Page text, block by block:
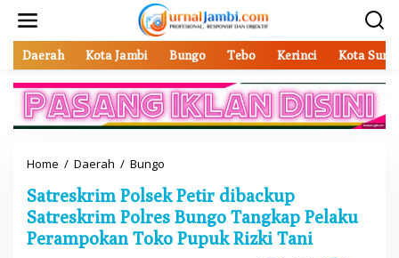
Daerah Kota Jambi Bungo Tebo Kerinci Kota
Home / Daerah / Bungo
t
r
e
s
Satreskrim Polsek Petir dibackup
Satreskrim Polres Bungo Tangkap Pelaku
Perampokan Toko Pupuk Rizki Tani